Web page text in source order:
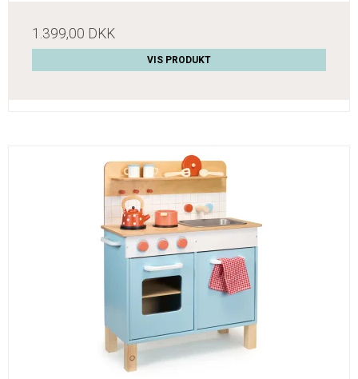
1.399,00 DKK
VIS PRODUKT